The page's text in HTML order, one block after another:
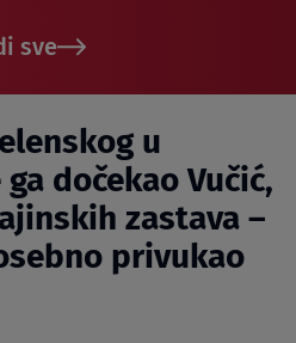
sve
u
dočekao Vučić,
zastava –
privukao